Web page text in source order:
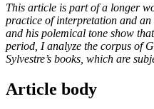
This article is part of a longer
practice of interpretation and
and his polemical tone show
period, I analyze the corpus of
Sylvestre’s books, which are
Article body